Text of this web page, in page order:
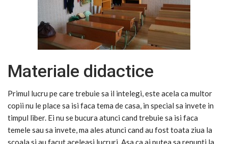
Materiale didactice
Primul lucru pe care trebuie sa il intelegi, este acela ca multor
copii nu le place sa isi faca tema de casa, in special sa invete in
timpul liber. Ei nu se bucura atunci cand trebuie sa isi faca
temele sau sa invete, ma ales atunci cand au fost toata ziua la
scoala si au facut aceleasi lucruri. Asa ca ai putea sa renunti la